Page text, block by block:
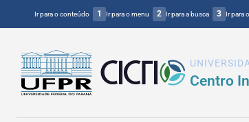
Ir para o conteúdo 1 Ir para o menu 2 Ir para a busca 3 Ir para
Centro